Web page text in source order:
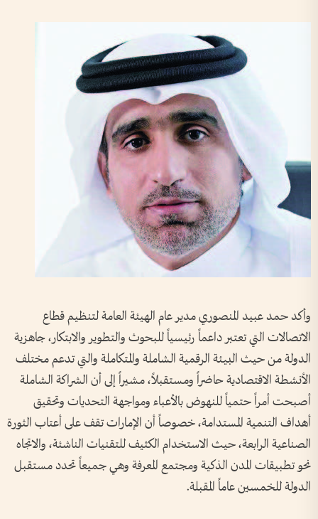
وأكد حمد عبيد المنصوري مدير عام الهيئة العامة لتنظيم قطاع
الاتصالات التي تعتبر داعماً رئيسياً للبحوث والتطوير والابتكار، جاهزية
الدولة من حيث البيئة الرقمية الشاملة والمتكاملة والتي تدعم مختلف
الأنشطة الاقتصادية حاضراً ومستقبلاً، مشيراً إلى أن الشراكة الشاملة
أصبحت أمراً حتمياً للنهوض بالأعباء ومواجهة التحديات وتحقيق
أهداف التنمية المستدامة، خصوصاً أن الإمارات تقف على أعتاب الثورة
الصناعية الرابعة، حيث الاستخدام الكثيف للتقنيات الناشئة، والاتجاه
نحو تطبيقات المدن الذكية ومجتمع المعرفة وهي جميعاً تحدد مستقبل
الدولة للخمسين عاماً المقبلة.